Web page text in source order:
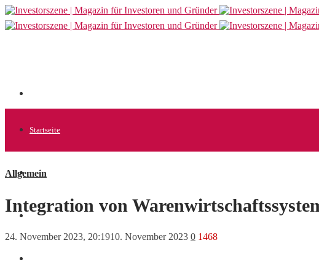
Startseite
Allgemein
Startups
Allgemein
Integration von
24. November 2023, 20:1910. November 2023 0 1468